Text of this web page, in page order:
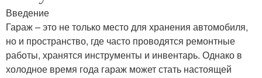
Введение
Гараж – это не только место для хранения автомобиля,
но и пространство, где часто проводятся ремонтные
работы, хранятся инструменты и инвентарь. Однако в
холодное время года гараж может стать настоящей